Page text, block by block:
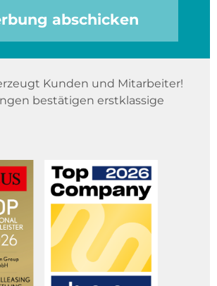
abschicken
Kunden und Mitarbeiter!
bestätigen erstklassige